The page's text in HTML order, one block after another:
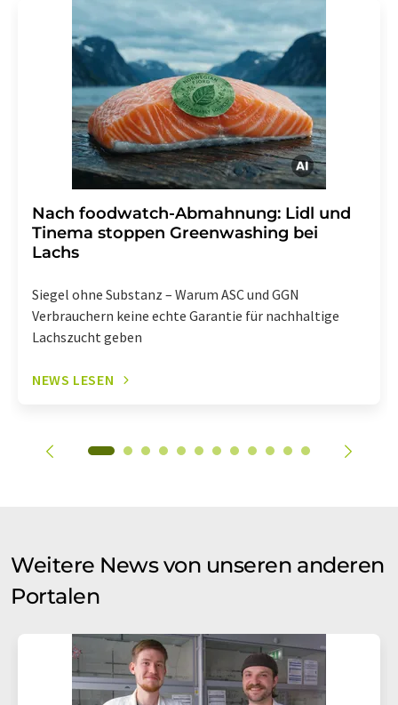
Str. 2, 12489 Berlin oder per E-Mail unter
widerruf@lumitos.commit Wirkung für die Zukunft
widerrufen. Zudem ist in jeder E-Mail ein Link zur
Abbestellung des entsprechenden Newsletters
enthalten.
Nach foodwatch-Abmahnung: Lidl und
Tinema stoppen Greenwashing bei
Lachs
Siegel ohne Substanz – Warum ASC und GGN
Verbrauchern keine echte Garantie für nachhaltige
Lachszucht geben
NEWS LESEN
Weitere News von unseren anderen
Portalen